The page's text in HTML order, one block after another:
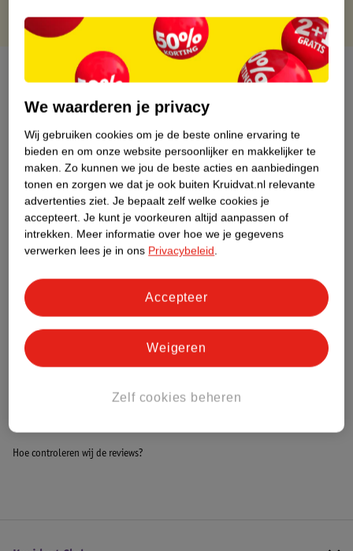
Over dit product
Productinformatie
Etiketinformatie
Nature Impact Score
Dit product heeft (nog) geen Nature
Impact Score.
Meer informatie
Bestel & Bezorginformatie
Hoe controleren wij de reviews?
We waarderen je privacy
Wij gebruiken cookies om je de beste online ervaring te
bieden en om onze website persoonlijker en makkelijker te
maken. Zo kunnen we jou de beste acties en aanbiedingen
tonen en zorgen we dat je ook buiten Kruidvat.nl relevante
advertenties ziet. Je bepaalt zelf welke cookies je
accepteert. Je kunt je voorkeuren altijd aanpassen of
intrekken. Meer informatie over hoe we je gegevens
verwerken lees je in ons Privacybeleid.
Zelf cookies beheren
Weigeren
Accepteer